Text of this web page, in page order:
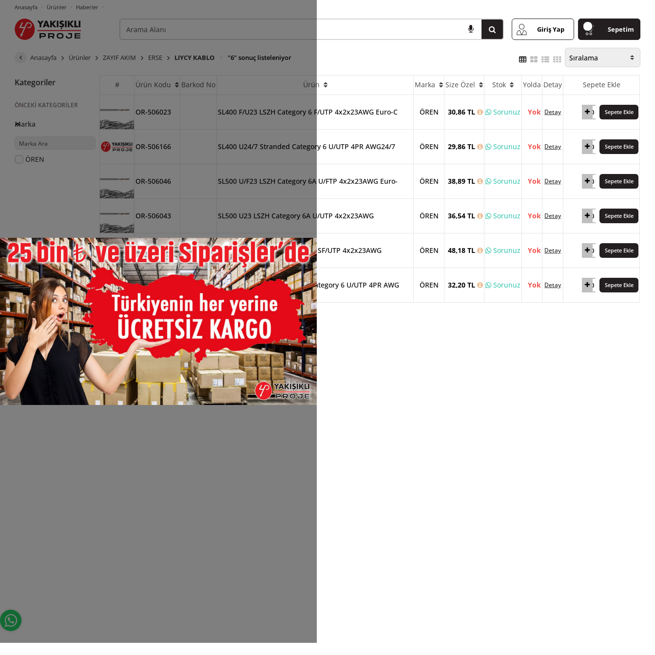
Anasayfa Ürünler Haberler
Giriş Yap Sepetim
Anasayfa Ürünler ZAYIF AKIM ERSE LIYCY KABLO "6" sonuç listeleniyor
Kategoriler
ÖNCEKI KATEGORILER
Marka
ÖREN
# Ürün Kodu Barkod No Ürün Marka Size Özel Stok Yolda Detay Sepete Ekle
OR-506023 SL400 F/U23 LSZH Category 6 F/UTP 4x2x23AWG Euro-C ÖREN 30,86 TL Sorunuz Yok Detay Sepete Ekle
OR-506166 SL400 U24/7 Stranded Category 6 U/UTP 4PR AWG24/7 ÖREN 29,86 TL Sorunuz Yok Detay Sepete Ekle
OR-506046 SL500 U/F23 LSZH Category 6A U/FTP 4x2x23AWG Euro- ÖREN 38,89 TL Sorunuz Yok Detay Sepete Ekle
OR-506043 SL500 U23 LSZH Category 6A U/UTP 4x2x23AWG ÖREN 36,54 TL Sorunuz Yok Detay Sepete Ekle
OR-506024 SL400 SF/U23 LSZH Category 6 SF/UTP 4x2x23AWG ÖREN 48,18 TL Sorunuz Yok Detay Sepete Ekle
OR-506167 SL400 U24/7 Stranded LSZH Category 6 U/UTP 4PR AWG ÖREN 32,20 TL Sorunuz Yok Detay Sepete Ekle
×